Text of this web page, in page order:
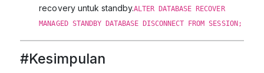
recovery untuk standby.ALTER DATABASE RECOVER
MANAGED STANDBY DATABASE DISCONNECT FROM SESSION;
#Kesimpulan